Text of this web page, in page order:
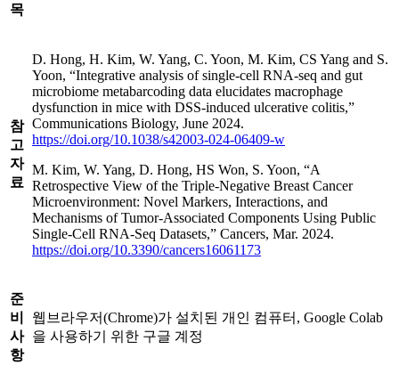
목
참
고
자
료
D. Hong, H. Kim, W. Yang, C. Yoon, M. Kim, CS Yang and S.
Yoon, “Integrative analysis of single-cell RNA-seq and gut
microbiome metabarcoding data elucidates macrophage
dysfunction in mice with DSS-induced ulcerative colitis,”
Communications Biology, June 2024.
https://doi.org/10.1038/s42003-024-06409-w
M. Kim, W. Yang, D. Hong, HS Won, S. Yoon, “A
Retrospective View of the Triple-Negative Breast Cancer
Microenvironment: Novel Markers, Interactions, and
Mechanisms of Tumor-Associated Components Using Public
Single-Cell RNA-Seq Datasets,” Cancers, Mar. 2024.
https://doi.org/10.3390/cancers16061173
준
비
사
항
웹브라우저(Chrome)가 설치된 개인 컴퓨터, Google Colab
을 사용하기 위한 구글 계정